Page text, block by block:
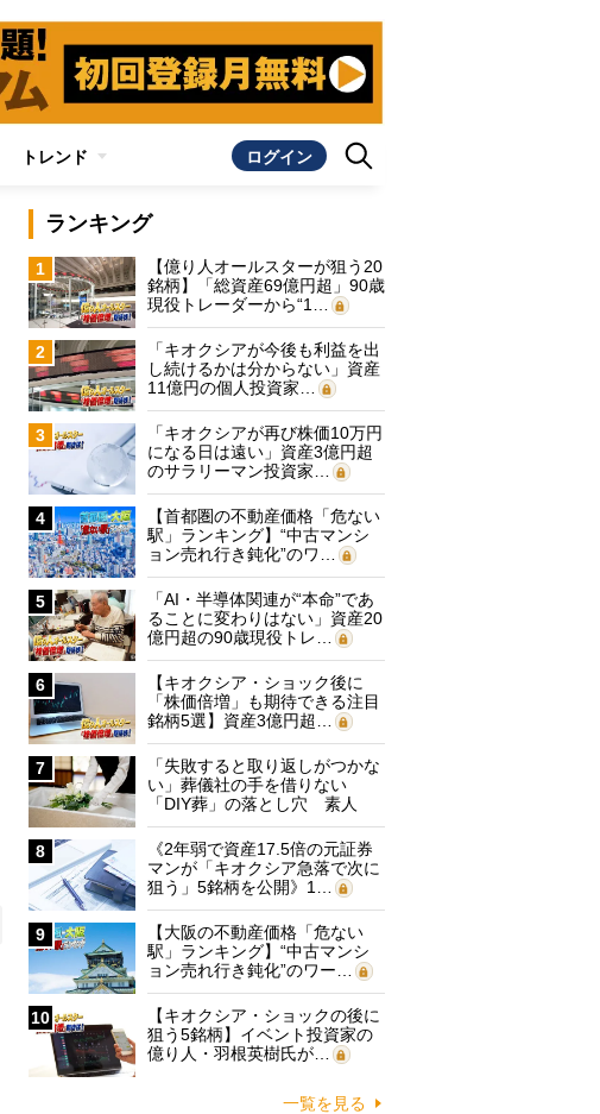
トレンド ログイン
ランキング
1
【億り人オールスターが狙う20
銘柄】「総資産69億円超」90歳
現役トレーダーから“1…
2
「キオクシアが今後も利益を出
し続けるかは分からない」資産
11億円の個人投資家…
3
「キオクシアが再び株価10万円
になる日は遠い」資産3億円超
のサラリーマン投資家…
4
【首都圏の不動産価格「危ない
駅」ランキング】“中古マンシ
ョン売れ行き鈍化”のワ…
5
「AI・半導体関連が“本命”であ
ることに変わりはない」資産20
億円超の90歳現役トレ…
6
【キオクシア・ショック後に
「株価倍増」も期待できる注目
銘柄5選】資産3億円超…
7
「失敗すると取り返しがつかな
い」葬儀社の手を借りない
「DIY葬」の落とし穴 素人
に…
8
《2年弱で資産17.5倍の元証券
マンが「キオクシア急落で次に
狙う」5銘柄を公開》1…
9
【大阪の不動産価格「危ない
駅」ランキング】“中古マンシ
ョン売れ行き鈍化”のワー…
10
【キオクシア・ショックの後に
狙う5銘柄】イベント投資家の
億り人・羽根英樹氏が…
一覧を見る